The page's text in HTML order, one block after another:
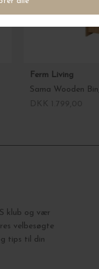
Ferm Living
Sama Wooden
klub og vær
velbesøgte
tips til din